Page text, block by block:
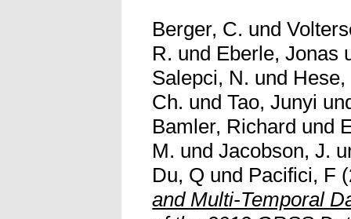
Berger, C. und
R. und Eberle, Jonas
Salepci, N. und Hese,
Ch. undTao, Junyi
Bamler, Richard und
M. undJacobson, J.
Du, Q und Pacifici, F
and Multi-Temporal